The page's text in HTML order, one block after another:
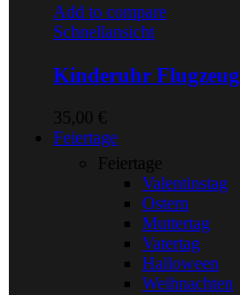
Add to compare
Schnellansicht
Kinderuhr Flugzeug
35,00 €
Feiertage
Feiertage
Valentinstag
Ostern
Muttertag
Vatertag
Halloween
Weihnachten